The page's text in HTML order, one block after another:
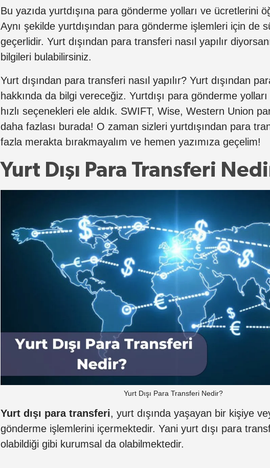
Bu yazıda yurtdışına para gönderme yolları ve ücretlerini
Aynı şekilde yurtdışından para gönderme işlemleri için de
geçerlidir. Yurt dışından para transferi nasıl yapılır
bilgileri bulabilirsiniz.
Yurt dışından para transferi nasıl yapılır? Yurt dışından
hakkında da bilgi vereceğiz. Yurtdışı para gönderme
hızlı seçenekleri ele aldık. SWIFT, Wise, Western Union
daha fazlası burada! O zaman sizleri yurtdışından para
fazla merakta bırakmayalım ve hemen yazımıza geçelim!
Yurt Dışı Para Transferi
Yurt Dışı Para Transferi Nedir?
Yurt dışı para transferi, yurt dışında yaşayan bir kişiye
gönderme işlemlerini içermektedir. Yani yurt dışı para
olabildiği gibi kurumsal da olabilmektedir.